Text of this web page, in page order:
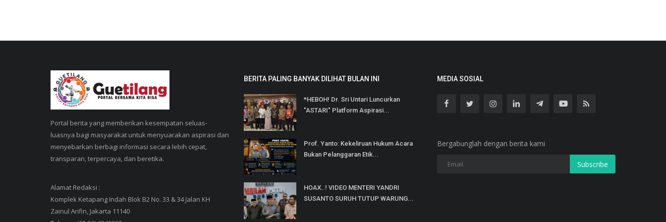
Portal berita yang memberikan kesempatan seluas-
luasnya bagi masyarakat untuk menyuarakan aspirasi dan
menyebarkan berbagi informasi secara lebih cepat,
transparan, terpercaya, dan beretika.
Alamat Redaksi :
Komplek Ketapang Indah Blok B2 No. 33 & 34 Jalan KH
Zainul Arifin, Jakarta 11140
BERITA PALING BANYAK DILIHAT BULAN INI
*HEBOH! Dr. Sri Untari Luncurkan
"ASTARI" Platform Aspirasi...
Prof. Yanto: Kekeliruan Hukum Acara
Bukan Pelanggaran Etik...
HOAX..! VIDEO MENTERI YANDRI
SUSANTO SURUH TUTUP WARUNG...
MEDIA SOSIAL
Bergabunglah dengan berita kami
Subscribe